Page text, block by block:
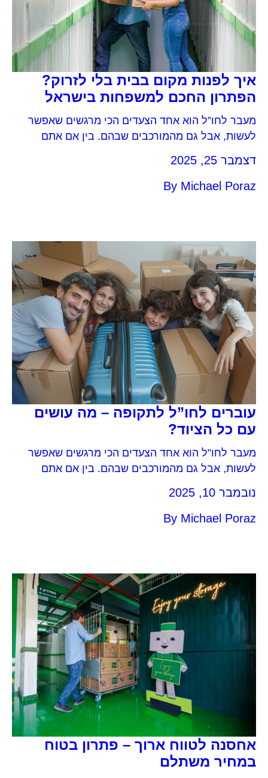
איך לפנות מקום בבית בלי לזרוק?
הפתרון החכם למשפחות בישראל
מעבר לחו”ל הוא אחד הצעדים הכי מרגשים שאפשר
לעשות, אבל גם מהמורכבים שבהם. בין אם אתם
לתקופת ניסיון בחו”ל, עולה מיד השאלה הגדולה: מה
עושים עם כל הציוד שלנו? הריהוט, מכשירי החשמל,
לאחסן?
דצמבר 25, 2025
By Michael Poraz
עוברים לחו”ל לתקופה – מה עושים
עם כל הציוד?
מעבר לחו”ל הוא אחד הצעדים הכי מרגשים שאפשר
לעשות, אבל גם מהמורכבים שבהם. בין אם אתם
לתקופת ניסיון בחו”ל, עולה מיד השאלה הגדולה: מה
עושים עם כל הציוד שלנו? הריהוט, מכשירי החשמל,
לאחסן?
נובמבר 10, 2025
By Michael Poraz
אחסנה לטווח ארוך – פתרון בטוח
במחיר משתלם